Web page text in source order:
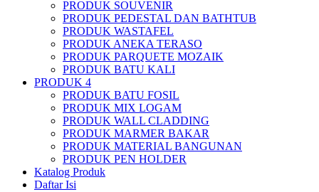
PRODUK SOUVENIR
PRODUK PEDESTAL DAN BATHTUB
PRODUK WASTAFEL
PRODUK ANEKA TERASO
PRODUK PARQUETE MOZAIK
PRODUK BATU KALI
PRODUK 4
PRODUK BATU FOSIL
PRODUK MIX LOGAM
PRODUK WALL CLADDING
PRODUK MARMER BAKAR
PRODUK MATERIAL BANGUNAN
PRODUK PEN HOLDER
Katalog Produk
Daftar Isi